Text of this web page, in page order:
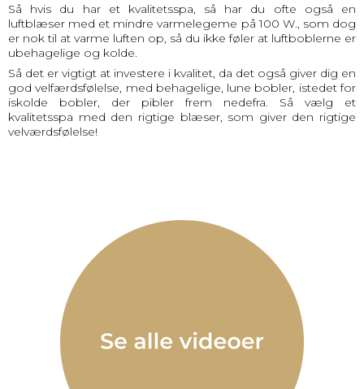
Så hvis du har et kvalitetsspa, så har du ofte også en
luftblæser med et mindre varmelegeme på 100 W., som dog
er nok til at varme luften op, så du ikke føler at luftboblerne er
ubehagelige og kolde.
Så det er vigtigt at investere i kvalitet, da det også giver dig en
god velfærdsfølelse, med behagelige, lune bobler, istedet for
iskolde bobler, der pibler frem nedefra. Så vælg et
kvalitetsspa med den rigtige blæser, som giver den rigtige
velværdsfølelse!